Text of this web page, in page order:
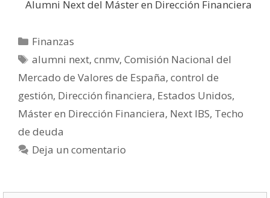
Alumni Next del Máster en Dirección Financiera
Categorías
Finanzas
Etiquetas
alumni next,cnmv,Comisión Nacional del
Mercado de Valores de España, control de
gestión, Dirección financiera, Estados Unidos,
Máster en Dirección Financiera, Next IBS, Techo
de deuda
Deja un comentario